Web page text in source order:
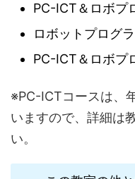
PC-ICT＆ロボプ
ロボットプログ
PC-ICT＆ロボプ
※PC-ICTコースは、
いますので、詳細は
い。